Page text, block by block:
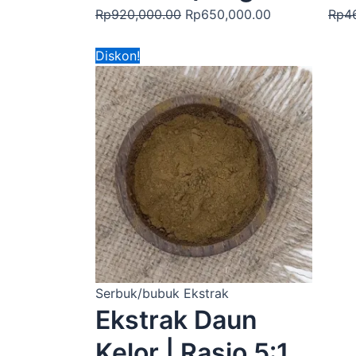
Rp920,000.00 Rp650,000.00 Rp
Diskon!
Serbuk/bubuk Ekstrak
Ekstrak Daun
aslinya
adalah:
Rp920,000.00.
saat
ini
adalah:
Rp650,000.00.